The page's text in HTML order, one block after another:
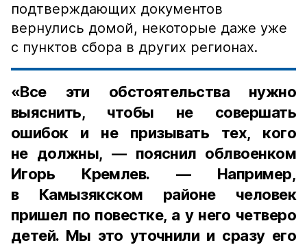
подтверждающих документов
вернулись домой, некоторые даже уже
с пунктов сбора в других регионах.
«Все эти обстоятельства нужно
выяснить, чтобы не совершать
ошибок и не призывать тех, кого
не должны, — пояснил облвоенком
Игорь Кремлев. — Например,
в Камызякском районе человек
пришел по повестке, а у него четверо
детей. Мы это уточнили и сразу его